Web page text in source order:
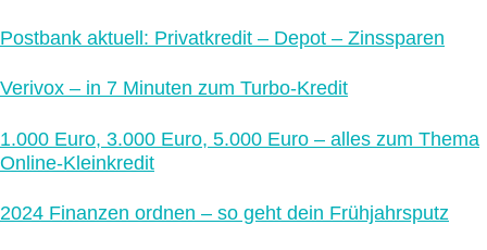
Postbank aktuell: Privatkredit – Depot – Zinssparen
Verivox – in 7 Minuten zum Turbo-Kredit
1.000 Euro, 3.000 Euro, 5.000 Euro – alles zum Thema
Online-Kleinkredit
2024 Finanzen ordnen – so geht dein Frühjahrsputz